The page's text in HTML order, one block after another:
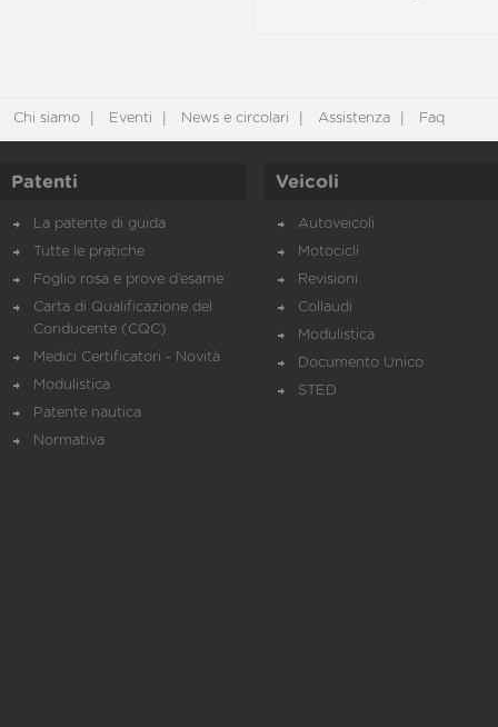
Chi siamo Eventi News e circolari Assistenza Faq
Patenti
La patente di guida
Tutte le pratiche
Foglio rosa e prove d’esame
Carta di Qualificazione del
Conducente (CQC)
Medici Certificatori - Novità
Modulistica
Patente nautica
Normativa
Veicoli
Autoveicoli
Motocicli
Revisioni
Collaudi
Modulistica
Documento Unico
STED